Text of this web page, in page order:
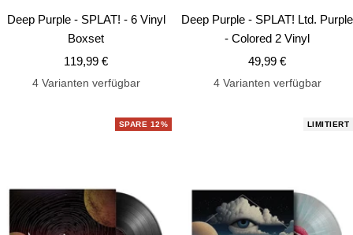
den
Deep Purple - SPLAT! - 6 Vinyl
Boxset
Angebotspreis
119,99 €
4 Varianten verfügbar
Deep Purple - SPLAT! Ltd. Purple
- Colored 2 Vinyl
Angebotspreis
49,99 €
4 Varianten verfügbar
SPARE 12% LIMITIERT